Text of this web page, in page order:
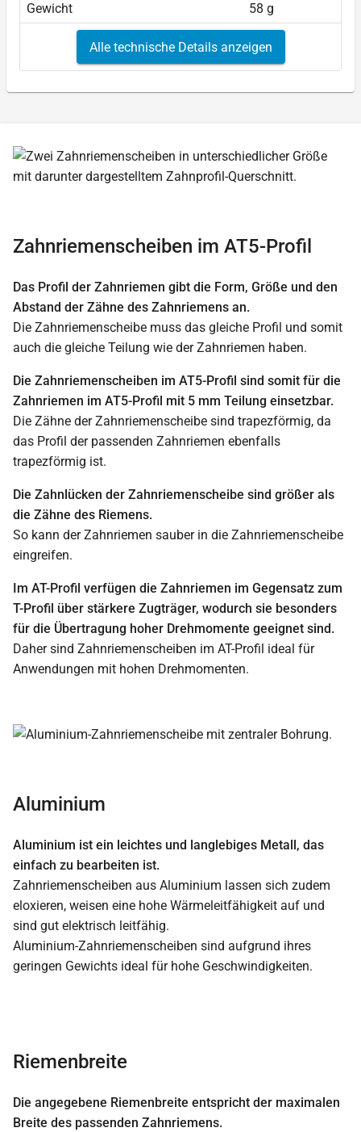
Gewicht
58 g
Alle technische Details anzeigen
Zahnriemenscheiben im AT5-Profil
Das Profil der Zahnriemen gibt die Form, Größe und den
Abstand der Zähne des Zahnriemens an.
Die Zahnriemenscheibe muss das gleiche Profil und somit
auch die gleiche Teilung wie der Zahnriemen haben.
Die Zahnriemenscheiben im AT5-Profil sind somit für die
Zahnriemen im AT5-Profil mit 5 mm Teilung einsetzbar.
Die Zähne der Zahnriemenscheibe sind trapezförmig, da
das Profil der passenden Zahnriemen ebenfalls
trapezförmig ist.
Die Zahnlücken der Zahnriemenscheibe sind größer als
die Zähne des Riemens.
So kann der Zahnriemen sauber in die Zahnriemenscheibe
eingreifen.
Im AT-Profil verfügen die Zahnriemen im Gegensatz zum
T-Profil über stärkere Zugträger, wodurch sie besonders
für die Übertragung hoher Drehmomente geeignet sind.
Daher sind Zahnriemenscheiben im AT-Profil ideal für
Anwendungen mit hohen Drehmomenten.
Aluminium
Aluminium ist ein leichtes und langlebiges Metall, das
einfach zu bearbeiten ist.
Zahnriemenscheiben aus Aluminium lassen sich zudem
eloxieren, weisen eine hohe Wärmeleitfähigkeit auf und
sind gut elektrisch leitfähig.
Aluminium-Zahnriemenscheiben sind aufgrund ihres
geringen Gewichts ideal für hohe Geschwindigkeiten.
Riemenbreite
Die angegebene Riemenbreite entspricht der maximalen
Breite des passenden Zahnriemens.